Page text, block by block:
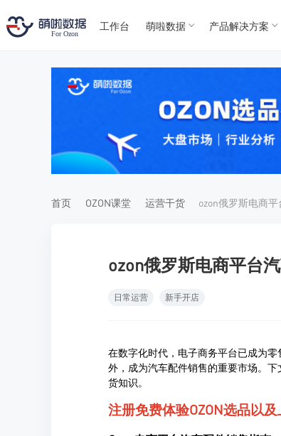
工作台 萌啦数据 产品解决方案
首页 OZON课堂 运营干货 ozon俄罗斯电商
ozon俄罗斯电商平台
日常运营 新手开店